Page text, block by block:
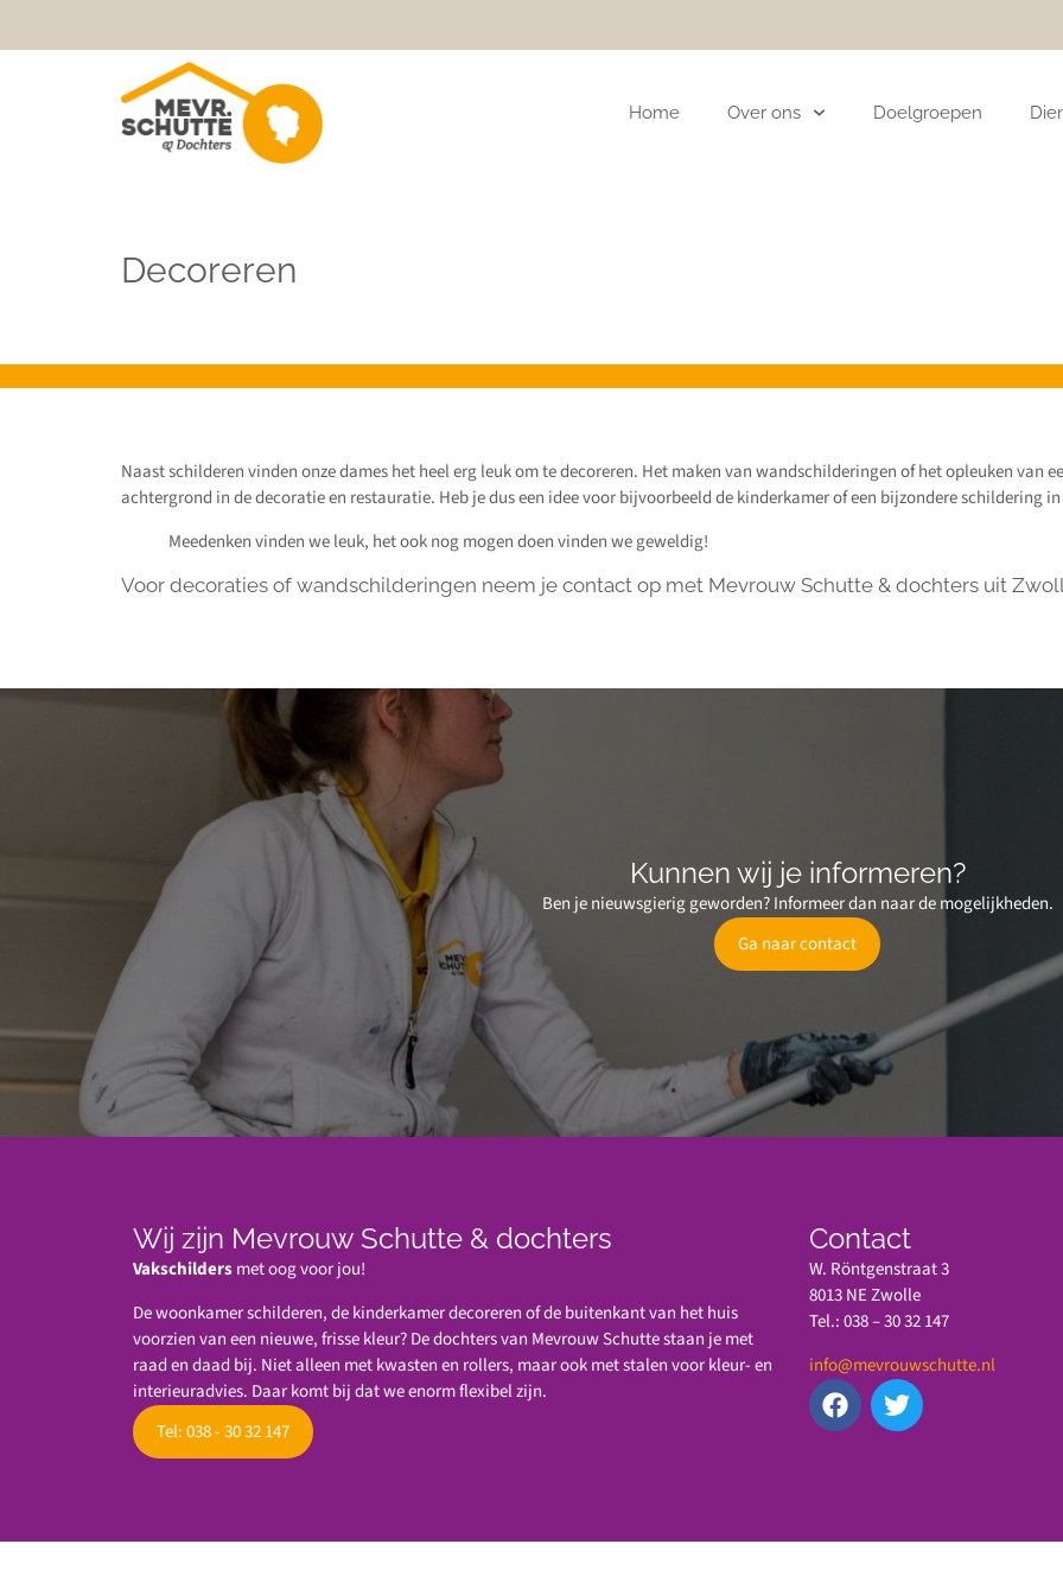
Home Over ons Doelgroepen
Decoreren
Naast schilderen vinden onze dames het heel erg leuk om te decoreren. Het maken van wandschilderingen of het opleuken van
achtergrond in de decoratie en restauratie. Heb je dus een idee voor bijvoorbeeld de kinderkamer of een bijzondere schildering
Meedenken vinden we leuk, het ook nog mogen doen vinden we geweldig!
Voor decoraties of wandschilderingen neem je contact op met Mevrouw Schutte & dochters uit
Kunnen wij je informeren?
Ben je nieuwsgierig geworden? Informeer dan naar de mogelijkheden.
Ga naar contact
Wij zijn Mevrouw Schutte & dochters
Vakschildersmet oog voor jou!
De woonkamer schilderen, de kinderkamer decoreren of de buitenkant van het huis
voorzien van een nieuwe, frisse kleur? De dochters van Mevrouw Schutte staan je met
raad en daad bij. Niet alleen met kwasten en rollers, maar ook met stalen voor kleur- en
interieuradvies. Daar komt bij dat we enorm flexibel zijn.
Tel: 038 - 30 32 147
Contact
W. Röntgenstraat 3
8013 NE Zwolle
Tel.: 038 – 30 32 147
info@mevrouwschutte.nl